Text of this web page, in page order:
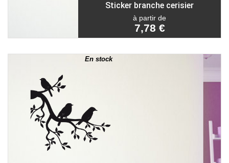
Sticker branche cerisier
à partir de
7,78 €
En stock